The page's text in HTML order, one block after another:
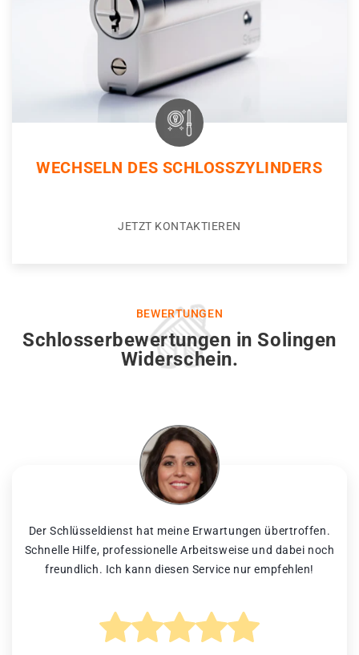
WECHSELN DES SCHLOSSZYLINDERS
JETZT KONTAKTIEREN
BEWERTUNGEN
Schlosserbewertungen in Solingen
Widerschein.
Der Schlüsseldienst hat meine Erwartungen übertroffen.
Schnelle Hilfe, professionelle Arbeitsweise und dabei noch
freundlich. Ich kann diesen Service nur empfehlen!